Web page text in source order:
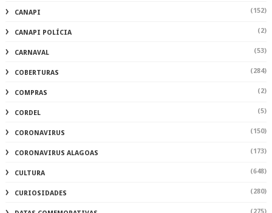
CANAPI (152)
CANAPI POLÍCIA (2)
CARNAVAL (53)
COBERTURAS (284)
COMPRAS (2)
CORDEL (5)
CORONAVIRUS (150)
CORONAVIRUS ALAGOAS (173)
CULTURA (648)
CURIOSIDADES (280)